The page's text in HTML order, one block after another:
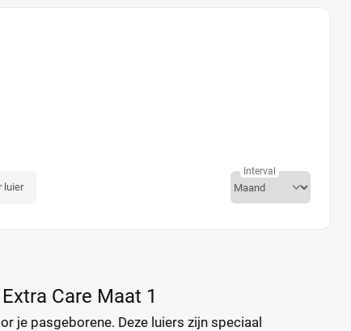
luier
Interval
Care Maat 1
je pasgeborene. Deze luiers zijn speciaal